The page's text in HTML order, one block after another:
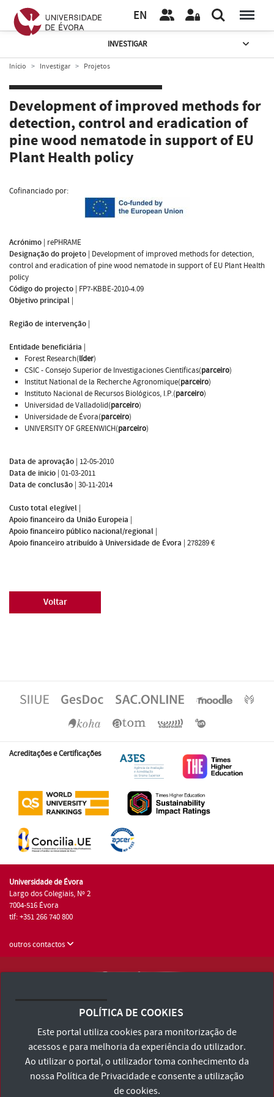
EN
INVESTIGAR
Início Investigar Projetos
Development of improved methods for
detection, control and eradication of
pine wood nematode in support of EU
Plant Health policy
Cofinanciado por:
Acrónimo | rePHRAME
Designação do projeto | Development of improved methods for detection,
control and eradication of pine wood nematode in support of EU Plant Health
policy
Código do projecto | FP7-KBBE-2010-4.09
Objetivo principal |
Região de intervenção |
Entidade beneficiária |
Forest Research(líder)
CSIC - Consejo Superior de Investigaciones Científicas(parceiro)
Institut National de la Recherche Agronomique(parceiro)
Instituto Nacional de Recursos Biológicos, I.P.(parceiro)
Universidad de Valladolid(parceiro)
Universidade de Évora(parceiro)
UNIVERSITY OF GREENWICH(parceiro)
Data de aprovação | 12-05-2010
Data de inicio | 01-03-2011
Data de conclusão | 30-11-2014
Custo total elegível |
Apoio financeiro da União Europeia |
Apoio financeiro público nacional/regional |
Apoio financeiro atribuído à Universidade de Évora | 278289 €
Voltar
Acreditações e Certificações
Universidade de Évora
Largo dos Colegiais, Nº 2
7004-516 Évora
tlf: +351 266 740 800
outros contactos
Consulte os Termos e Condições e Política de Privacidade
Declaração de Acessibilidade
POLÍTICA DE COOKIES
Este portal utiliza cookies para monitorização de
acessos e para melhoria da experiência do utilizador.
Ao utilizar o portal, o utilizador toma conhecimento da
nossa Política de Privacidadee consente a utilização
de cookies.